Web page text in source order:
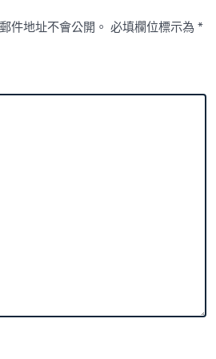
件地址不會公開。 必填欄位標示為*